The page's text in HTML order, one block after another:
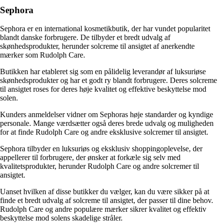
Sephora
Sephora er en international kosmetikbutik, der har vundet popularitet
blandt danske forbrugere. De tilbyder et bredt udvalg af
skønhedsprodukter, herunder solcreme til ansigtet af anerkendte
mærker som Rudolph Care.
Butikken har etableret sig som en pålidelig leverandør af luksuriøse
skønhedsprodukter og har et godt ry blandt forbrugere. Deres solcreme
til ansigtet roses for deres høje kvalitet og effektive beskyttelse mod
solen.
Kunders anmeldelser vidner om Sephoras høje standarder og kyndige
personale. Mange værdsætter også deres brede udvalg og muligheden
for at finde Rudolph Care og andre eksklusive solcremer til ansigtet.
Sephora tilbyder en luksuriøs og eksklusiv shoppingoplevelse, der
appellerer til forbrugere, der ønsker at forkæle sig selv med
kvalitetsprodukter, herunder Rudolph Care og andre solcremer til
ansigtet.
Uanset hvilken af disse butikker du vælger, kan du være sikker på at
finde et bredt udvalg af solcreme til ansigtet, der passer til dine behov.
Rudolph Care og andre populære mærker sikrer kvalitet og effektiv
beskyttelse mod solens skadelige stråler.